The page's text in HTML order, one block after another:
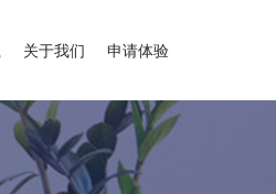
关于我们 申请体验